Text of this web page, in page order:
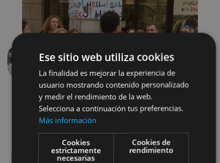
Localidades
Ese sitio web utiliza cookies
La finalidad es mejorar la experiencia de
usuario mostrando contenido personalizado
y medir el rendimiento de la web.
Selecciona a continuación tus preferencias.
Más información
Cookies
estrictamente
necesarias
Cookies de
rendimiento